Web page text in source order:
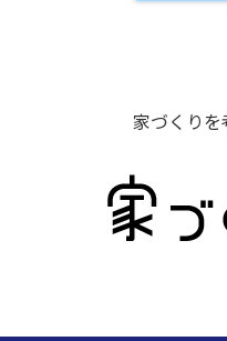
家づくり